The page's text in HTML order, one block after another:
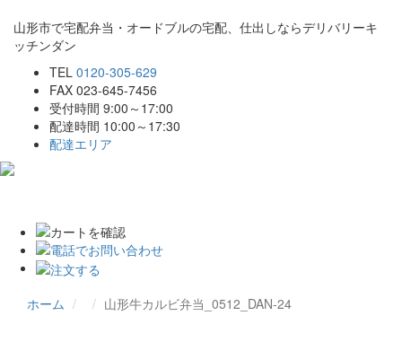
山形市で宅配弁当・オードブルの宅配、仕出しならデリバリーキ
ッチンダン
TEL 0120-305-629
FAX 023-645-7456
受付時間 9:00～17:00
配達時間 10:00～17:30
配達エリア
ホーム 山形牛カルビ弁当_0512_DAN-24